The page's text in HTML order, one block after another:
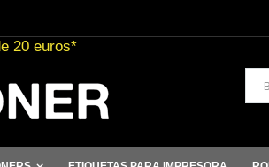
20 euros*